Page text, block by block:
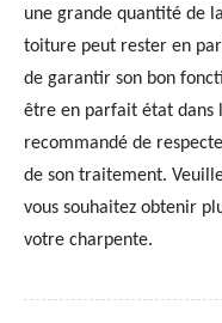
une grande quantité de
toiture peut rester en
de garantir son bon
être en parfait état dans
recommandé de
de son traitement.
vous souhaitez obtenir
votre charpente.